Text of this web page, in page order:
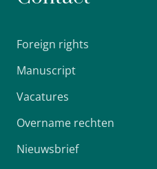
Foreign rights
Manuscript
Vacatures
Overname rechten
Nieuwsbrief